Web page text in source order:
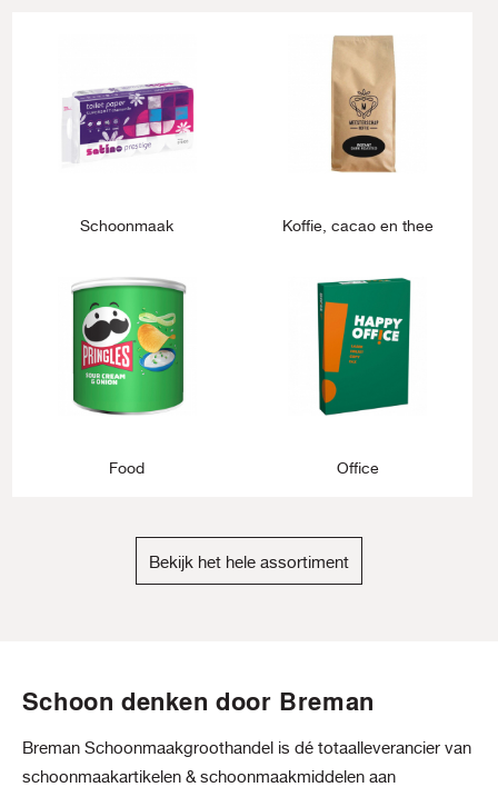
Schoonmaak Koffie, cacao en thee
Food Office
Bekijk het hele assortiment
Schoon denken door Breman
Breman Schoonmaakgroothandel is dé totaalleverancier van
schoonmaakartikelen & schoonmaakmiddelen aan